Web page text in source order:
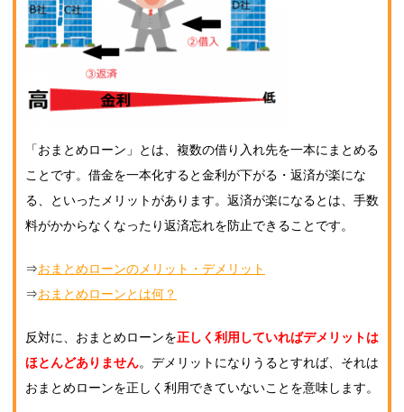
「おまとめローン」とは、複数の借り入れ先を一本にまとめる
ことです。借金を一本化すると金利が下がる・返済が楽にな
る、といったメリットがあります。返済が楽になるとは、手数
料がかからなくなったり返済忘れを防止できることです。
⇒おまとめローンのメリット・デメリット
⇒おまとめローンとは何？
反対に、おまとめローンを正しく利用していればデメリットは
ほとんどありません。デメリットになりうるとすれば、それは
おまとめローンを正しく利用できていないことを意味します。